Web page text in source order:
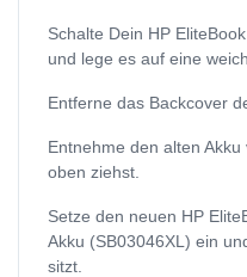
Schalte Dein HP
und lege es auf eine
Entferne das Backcover
Entnehme den alten
oben ziehst.
Setze den neuen HP
Akku (SB03046XL) ein
sitzt.